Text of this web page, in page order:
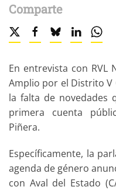
Comparte
En entrevista con RVL
Amplio por el Distrito V
la falta de novedades
primera cuenta
Piñera.
Específicamente, la
agenda de género
con Aval del Estado